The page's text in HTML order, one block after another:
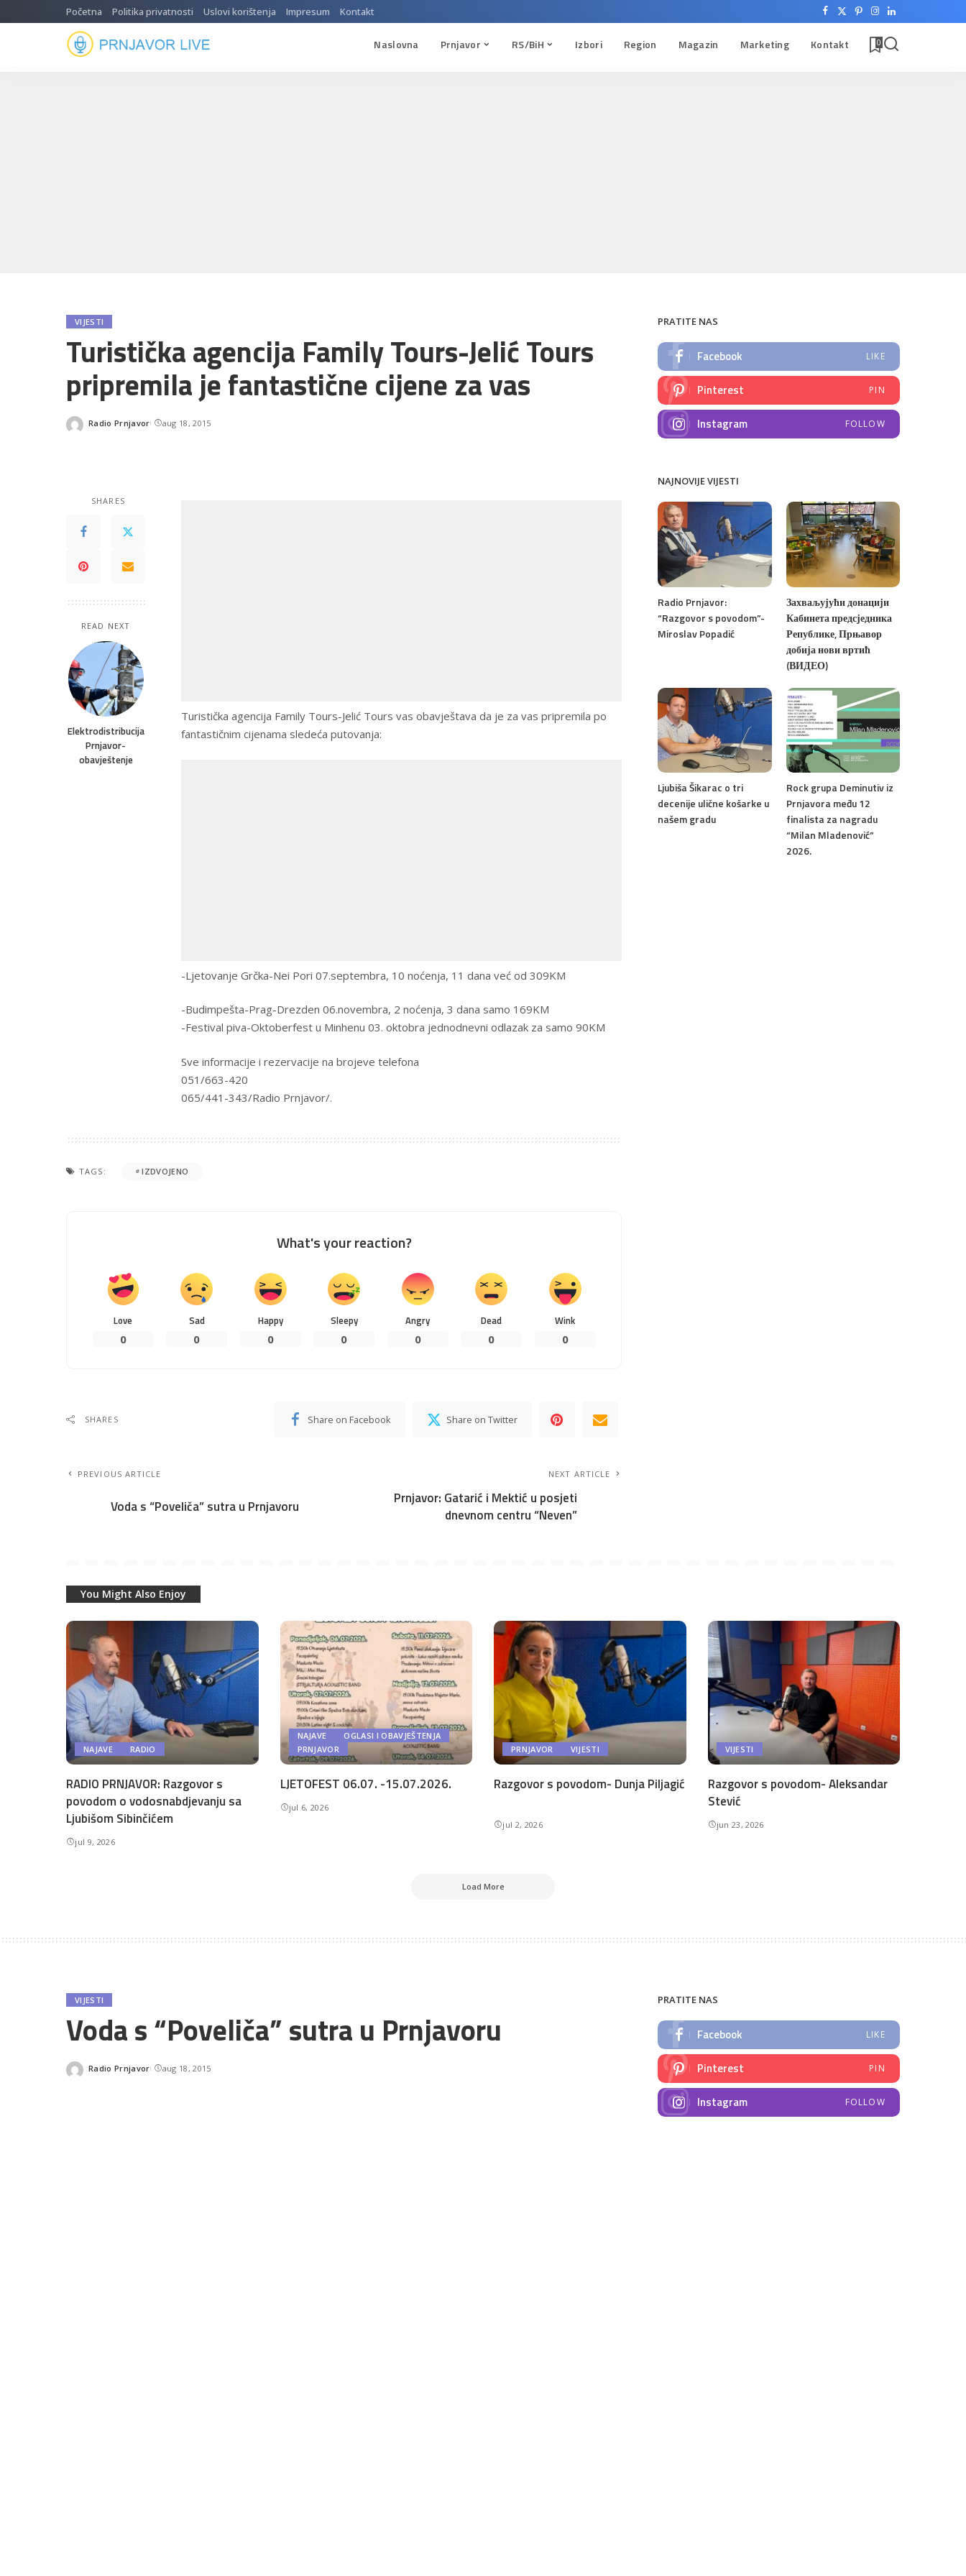
Početna Politika privatnosti Uslovi korištenja Impresum Kontakt
Naslovna Prnjavor RS/BiH Izbori Region Magazin Marketing Kontakt 0
VIJESTI
Turistička agencija Family Tours-Jelić Tours
pripremila je fantastične cijene za vas
Posted
Radio Prnjavor aug 18, 2015
SHARES
READ NEXT
Elektrodistribucija
Prnjavor-
obavještenje
Turistička agencija Family Tours-Jelić Tours vas obavještava da je za vas pripremila po
fantastičnim cijenama sledeća putovanja:
-Ljetovanje Grčka-Nei Pori 07.septembra, 10 noćenja, 11 dana već od 309KM
-Budimpešta-Prag-Drezden 06.novembra, 2 noćenja, 3 dana samo 169KM
-Festival piva-Oktoberfest u Minhenu 03. oktobra jednodnevni odlazak za samo 90KM
Sve informacije i rezervacije na brojeve telefona
051/663-420
065/441-343/Radio Prnjavor/.
TAGS: IZDVOJENO
What's your reaction?
Love
0
Sad
0
Happy
0
Sleepy
0
Angry
0
Dead
0
Wink
0
SHARES Share on Facebook Share on Twitter
PREVIOUS ARTICLE
Voda s “Poveliča” sutra u Prnjavoru
NEXT ARTICLE
Prnjavor: Gatarić i Mektić u posjeti
dnevnom centru “Neven”
PRATITE NAS
Facebook LIKE
Pinterest PIN
Instagram FOLLOW
NAJNOVIJE VIJESTI
Radio Prnjavor:
“Razgovor s povodom”-
Miroslav Popadić
Захваљујући донацији
Кабинета предсједника
Републике, Прњавор
добија нови вртић
(ВИДЕО)
Ljubiša Šikarac o tri
decenije ulične košarke u
našem gradu
Rock grupa Deminutiv iz
Prnjavora među 12
finalista za nagradu
“Milan Mladenović”
2026.
You Might Also Enjoy
NAJAVE RADIO
RADIO PRNJAVOR: Razgovor s
povodom o vodosnabdjevanju sa
Ljubišom Sibinčićem
jul 9, 2026
NAJAVE
OGLASI I OBAVJEŠTENJA
PRNJAVOR
LJETOFEST 06.07. -15.07.2026.
jul 6, 2026
PRNJAVOR VIJESTI
Razgovor s povodom- Dunja Piljagić
jul 2, 2026
VIJESTI
Razgovor s povodom- Aleksandar
Stević
jun 23, 2026
Load More
VIJESTI
Voda s “Poveliča” sutra u Prnjavoru
Posted
Radio Prnjavor aug 18, 2015
PRATITE NAS
Facebook LIKE
Pinterest PIN
Instagram FOLLOW